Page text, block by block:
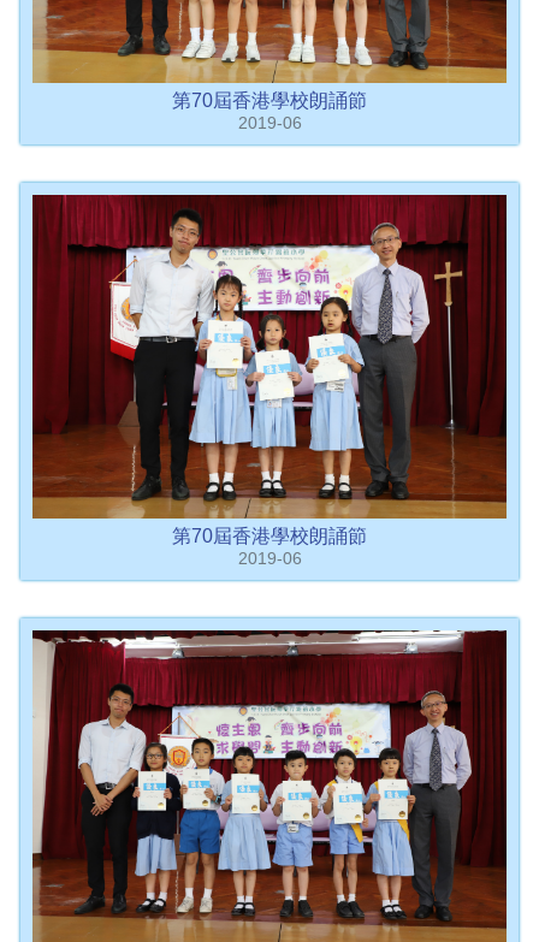
第70屆香港學校朗誦節
2019-06
第70屆香港學校朗誦節
2019-06